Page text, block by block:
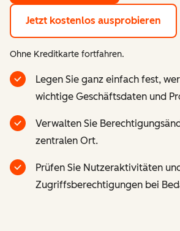
Jetzt kostenlos ausprobieren
Ohne Kreditkarte fortfahren.
Legen Sie ganz einfach fest,
wichtige Geschäftsdaten und
Verwalten Sie
zentralen Ort.
Prüfen Sie Nutzeraktivitäten
Zugriffsberechtigungen bei